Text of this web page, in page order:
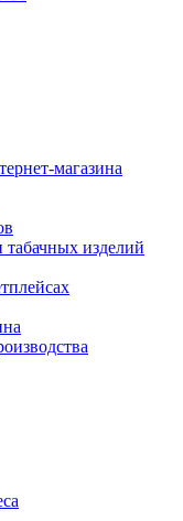
магазина
изделий